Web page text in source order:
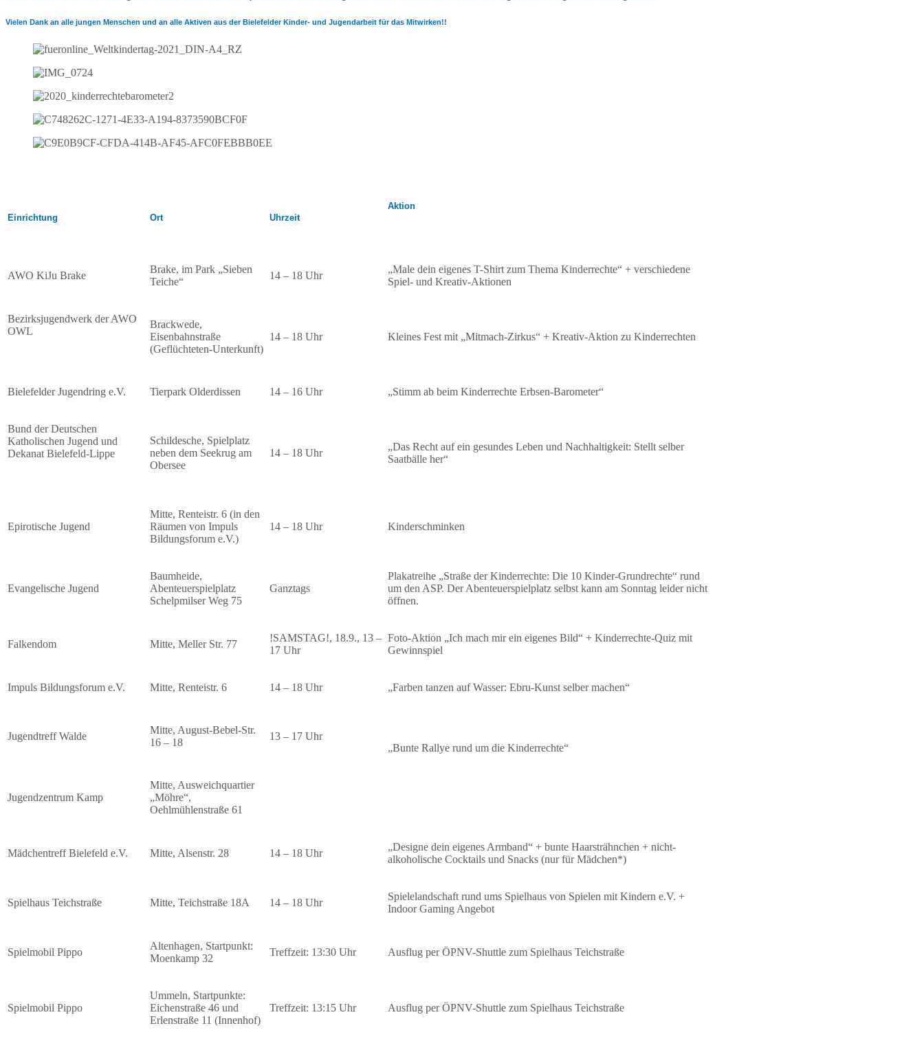
Vielen Dank an alle jungen Menschen und an alle Aktiven aus der Bielefelder Kinder- und Jugendarbeit für das Mitwirken!!
Einrichtung Ort Uhrzeit
Aktion
AWO KiJu Brake
Brake, im Park „Sieben
Teiche“
14 – 18 Uhr
„Male dein eigenes T-Shirt zum Thema Kinderrechte“ + verschiedene
Spiel- und Kreativ-Aktionen
Bezirksjugendwerk der AWO
OWL
Brackwede,
Eisenbahnstraße
(Geflüchteten-Unterkunft)
14 – 18 Uhr Kleines Fest mit „Mitmach-Zirkus“ + Kreativ-Aktion zu Kinderrechten
Bielefelder Jugendring e.V. Tierpark Olderdissen 14 – 16 Uhr „Stimm ab beim Kinderrechte Erbsen-Barometer“
Bund der Deutschen
Katholischen Jugend und
Dekanat Bielefeld-Lippe
Schildesche, Spielplatz
neben dem Seekrug am
Obersee
14 – 18 Uhr
„Das Recht auf ein gesundes Leben und Nachhaltigkeit: Stellt selber
Saatbälle her“
Epirotische Jugend
Mitte, Renteistr. 6 (in den
Räumen von Impuls
Bildungsforum e.V.)
14 – 18 Uhr Kinderschminken
Evangelische Jugend
Baumheide,
Abenteuerspielplatz
Schelpmilser Weg 75
Ganztags
Plakatreihe „Straße der Kinderrechte: Die 10 Kinder-Grundrechte“ rund
um den ASP. Der Abenteuerspielplatz selbst kann am Sonntag leider nicht
öffnen.
Falkendom Mitte, Meller Str. 77
!SAMSTAG!, 18.9., 13 –
17 Uhr
Foto-Aktion „Ich mach mir ein eigenes Bild“ + Kinderrechte-Quiz mit
Gewinnspiel
Impuls Bildungsforum e.V. Mitte, Renteistr. 6 14 – 18 Uhr „Farben tanzen auf Wasser: Ebru-Kunst selber machen“
Jugendtreff Walde
Mitte, August-Bebel-Str.
16 – 18
13 – 17 Uhr
„Bunte Rallye rund um die Kinderrechte“
Jugendzentrum Kamp
Mitte, Ausweichquartier
„Möhre“,
Oehlmühlenstraße 61
Mädchentreff Bielefeld e.V. Mitte, Alsenstr. 28 14 – 18 Uhr
„Designe dein eigenes Armband“ + bunte Haarsträhnchen + nicht-
alkoholische Cocktails und Snacks (nur für Mädchen*)
Spielhaus Teichstraße Mitte, Teichstraße 18A 14 – 18 Uhr
Spielelandschaft rund ums Spielhaus von Spielen mit Kindern e.V. +
Indoor Gaming Angebot
Spielmobil Pippo
Altenhagen, Startpunkt:
Moenkamp 32
Treffzeit: 13:30 Uhr Ausflug per ÖPNV-Shuttle zum Spielhaus Teichstraße
Spielmobil Pippo
Ummeln, Startpunkte:
Eichenstraße 46 und
Erlenstraße 11 (Innenhof)
Treffzeit: 13:15 Uhr Ausflug per ÖPNV-Shuttle zum Spielhaus Teichstraße